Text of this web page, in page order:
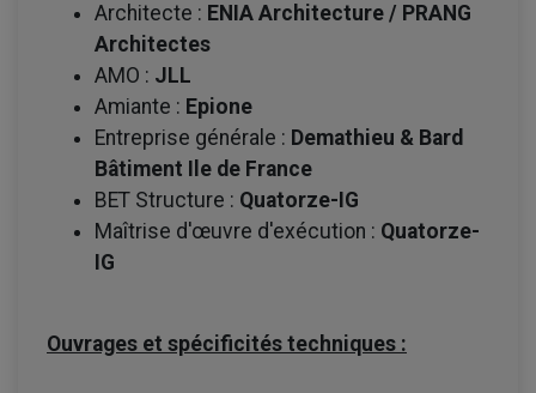
Architecte : ENIA Architecture / PRANG
Architectes
AMO : JLL
Amiante : Epione
Entreprise générale : Demathieu & Bard
Bâtiment Ile de France
BET Structure : Quatorze-IG
Maîtrise d'œuvre d'exécution : Quatorze-
IG
Ouvrages et spécificités techniques :